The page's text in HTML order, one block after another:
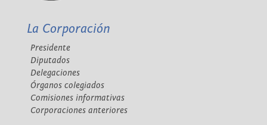
La Corporación
Presidente
Diputados
Delegaciones
Órganos colegiados
Comisiones informativas
Corporaciones anteriores